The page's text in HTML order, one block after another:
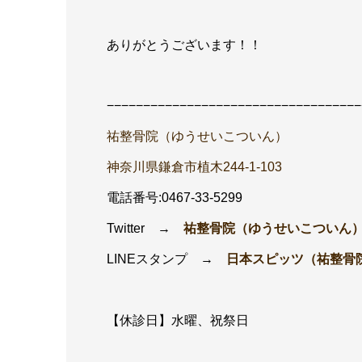
ありがとうございます！！
祐整骨院（ゆうせいこついん）
神奈川県鎌倉市植木244-1-103
電話番号:0467-33-5299
Twitter → 祐整骨院（ゆうせいこついん）
LINEスタンプ → 日本スピッツ（祐整骨
【休診日】水曜、祝祭日